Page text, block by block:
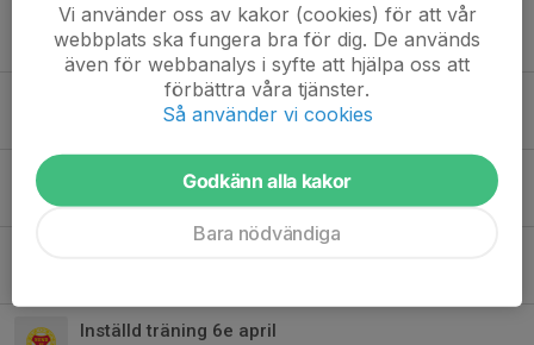
Obs! Inställd träning 14 maj
14 maj, 08:51 0
alltså wow!
4 maj, 09:12 2
Inställd träning 6e april
Vi använder oss av kakor (cookies) för att vår
webbplats ska fungera bra för dig. De används
även för webbanalys i syfte att hjälpa oss att
förbättra våra tjänster.
Så använder vi cookies
Godkänn alla kakor
Bara nödvändiga